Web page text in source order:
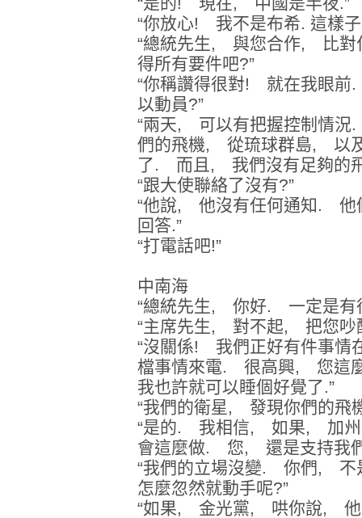
“你放心! 我不是布希. 這樣
“總統先生, 與您合作, 比
得所有要件吧?”
“你稱讚得很對! 就在我眼
以動員?”
“兩天, 可以有把握控制情
們的飛機, 從琉球群島, 以
了. 而且, 我們沒有足夠的
“跟大使聯絡了沒有?”
“他說, 他沒有任何通知.
回答.”
“打電話吧!”
中南海
“總統先生, 你好. 一定是有
“主席先生, 對不起, 把您吵
“沒關係! 我們正好有件事
檔事情來電. 很高興, 您
我也許就可以睡個好覺了.”
“我們的衛星, 發現你們的飛
“是的. 我相信, 如果, 加
會這麼做. 您, 還是支持我
“我們的立場沒變. 你們,
怎麼忽然就動手呢?”
“如果, 金光黨, 哄你說,